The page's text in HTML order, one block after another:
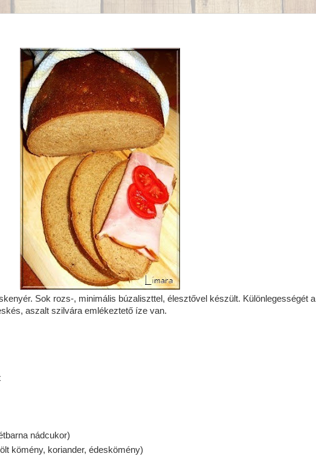
Sok rozs-, minimális búzaliszttel, élesztővel készült. Különlegességét a
aszalt szilvára emlékeztető íze van.
nádcukor)
kömény, koriander, édeskömény)